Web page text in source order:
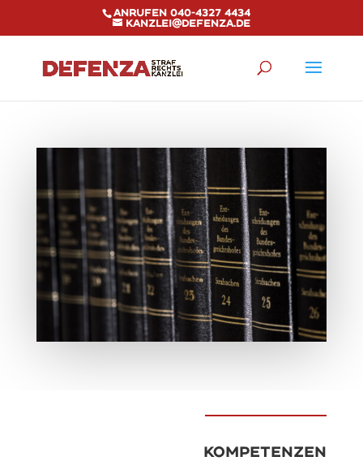
Anrufen 040-4327 4434
kanzlei@defenza.de
KOMPETENZEN